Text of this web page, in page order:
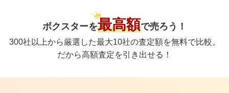
ボクスターを最高額で売ろう！
300社以上から厳選した最大10社の査定額を無料で比較。
だから高額査定を引き出せる！